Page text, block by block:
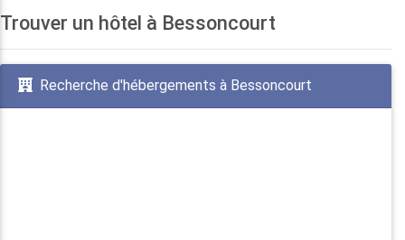
Trouver un hôtel à Bessoncourt
Recherche d'hébergements à Bessoncourt